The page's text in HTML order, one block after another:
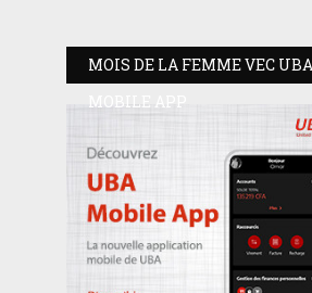
MOIS DE LA FEMME VEC UBA
MOBILE APP